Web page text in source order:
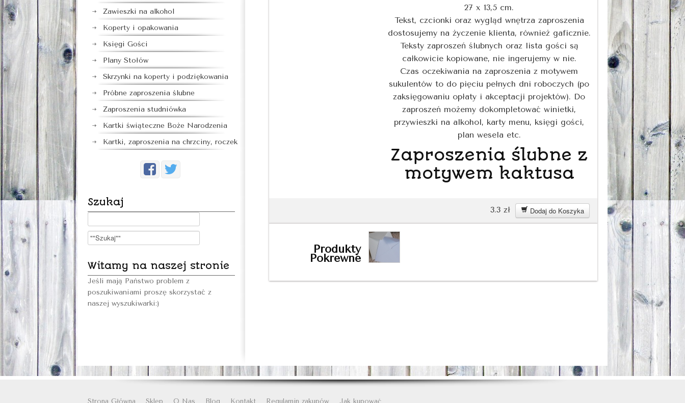
Zawieszki na alkohol
Koperty i opakowania
Księgi Gości
Plany Stołów
Skrzynki na koperty i podziękowania
Próbne zaproszenia ślubne
Zaproszenia studniówka
Kartki świąteczne Boże Narodzenia
Kartki, zaproszenia na chrzciny, roczek
Szukaj
Witamy na naszej stronie
Jeśli mają Państwo problem z
poszukiwaniami proszę skorzystać z
naszej wyszukiwarki:)
27 x 13,5 cm.
Tekst, czcionki oraz wygląd wnętrza zaproszenia
dostosujemy na życzenie klienta, również gaficznie.
Teksty zaproszeń ślubnych oraz lista gości są
całkowicie kopiowane, nie ingerujemy w nie.
Czas oczekiwania na zaproszenia z motywem
sukulentów to do pięciu pełnych dni roboczych (po
zaksięgowaniu opłaty i akceptacji projektów). Do
zaproszeń możemy dokompletować winietki,
przywieszki na alkohol, karty menu, księgi gości,
plan wesela etc.
Zaproszenia ślubne z
motywem kaktusa
Dodaj do Koszyka
3.3zł
Produkty
Pokrewne
Strona Główna Sklep O Nas Blog Kontakt Regulamin zakupów Jak kupować